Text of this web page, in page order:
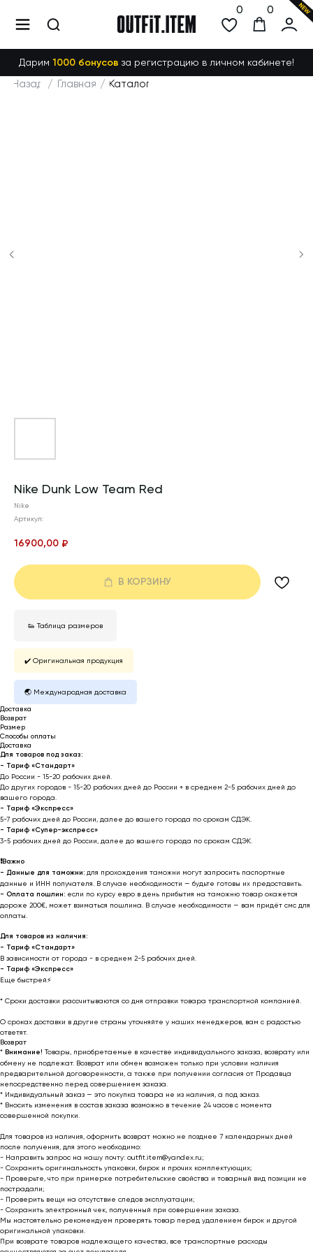
Назад Главная
/ Каталог
/
Nike Dunk Low Team Red
Nike
Артикул:
16900,00 ₽
В КОРЗИНУ
👟 Таблица размеров
✔️ Оригинальная продукция
🌏 Международная доставка
Доставка
Возврат
Размер
Способы оплаты
Доставка
Для товаров под заказ:
- Тариф «Стандарт»
До России - 15-20 рабочих дней.
До других городов - 15-20 рабочих дней до России + в среднем 2-5 рабочих дней до
вашего города.
- Тариф «Экспресс»
5-7 рабочих дней до России, далее до вашего города по срокам СДЭК.
- Тариф «Супер-экспресс»
3-5 рабочих дней до России, далее до вашего города по срокам СДЭК.
❗️Важно
- Данные для таможни: для прохождения таможни могут запросить паспортные
данные и ИНН получателя. В случае необходимости — будьте готовы их предоставить.
- Оплата пошлин: если по курсу евро в день прибытия на таможню товар окажется
дороже 200€, может взиматься пошлина. В случае необходимости — вам придёт смс для
оплаты.
Для товаров из наличия:
- Тариф «Стандарт»
В зависимости от города - в среднем 2-5 рабочих дней.
- Тариф «Экспресс»
Еще быстрей⚡
* Cроки доставки рассчитываются со дня отправки товара транспортной компанией.
О сроках доставки в другие страны уточняйте у наших менеджеров, вам с радостью
ответят.
Возврат
* Внимание! Товары, приобретаемые в качестве индивидуального заказа, возврату или
обмену не подлежат. Возврат или обмен возможен только при условии наличия
предварительной договоренности, а также при получении согласия от Продавца
непосредственно перед совершением заказа.
* Индивидуальный заказ — это покупка товара не из наличия, а под заказ.
* Вносить изменения в состав заказа возможно в течение 24 часов с момента
совершенной покупки.
Для товаров из наличия, оформить возврат можно не позднее 7 календарных дней
после получения, для этого необходимо:
- Направить запрос на нашу почту: outfit.item@yandex.ru;
- Сохранить оригинальность упаковки, бирок и прочих комплектующих;
- Проверьте, что при примерке потребительские свойства и товарный вид позиции не
пострадали;
- Проверить вещи на отсутствие следов эксплуатации;
- Сохранить электронный чек, полученный при совершении заказа.
Мы настоятельно рекомендуем проверять товар перед удалением бирок и другой
оригинальной упаковки.
При возврате товаров надлежащего качества, все транспортные расходы